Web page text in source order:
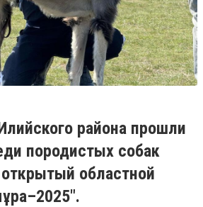
района прошли
породистых собак
областной